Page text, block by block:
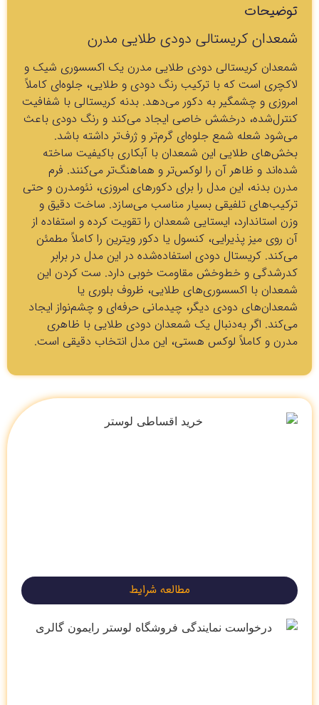
توضیحات
شمعدان کریستالی دودی طلایی مدرن
شمعدان کریستالی دودی طلایی مدرن یک اکسسوری شیک و
لاکچری است که با ترکیب رنگ دودی و طلایی، جلوه‌ای کاملاً
امروزی و چشمگیر به دکور می‌دهد. بدنه کریستالی با شفافیت
کنترل‌شده، درخشش خاصی ایجاد می‌کند و رنگ دودی باعث
می‌شود شعله شمع جلوه‌ای گرم‌تر و ژرف‌تر داشته باشد.
بخش‌های طلایی این شمعدان با آبکاری باکیفیت ساخته
شده‌اند و ظاهر آن را لوکس‌تر و هماهنگ‌تر می‌کنند. فرم
مدرن بدنه، این مدل را برای دکورهای امروزی، نئومدرن و حتی
ترکیب‌های تلفیقی بسیار مناسب می‌سازد. ساخت دقیق و
وزن استاندارد، ایستایی شمعدان را تقویت کرده و استفاده از
آن روی میز پذیرایی، کنسول یا دکور ویترین را کاملاً مطمئن
می‌کند. کریستال دودی استفاده‌شده در این مدل در برابر
کدرشدگی و خط‌وخش مقاومت خوبی دارد. ست کردن این
شمعدان با اکسسوری‌های طلایی، ظروف بلوری یا
شمعدان‌های دودی دیگر، چیدمانی حرفه‌ای و چشم‌نواز ایجاد
می‌کند. اگر به‌دنبال یک شمعدان دودی طلایی با ظاهری
مدرن و کاملاً لوکس هستی، این مدل انتخاب دقیقی است.
مطالعه شرایط